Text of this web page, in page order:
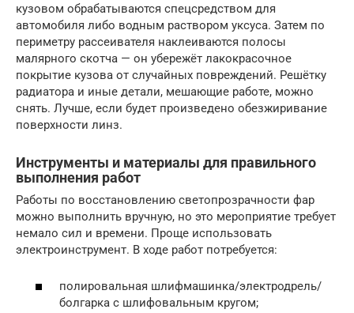
кузовом обрабатываются спецсредством для
автомобиля либо водным раствором уксуса. Затем по
периметру рассеивателя наклеиваются полосы
малярного скотча — он убережёт лакокрасочное
покрытие кузова от случайных повреждений. Решётку
радиатора и иные детали, мешающие работе, можно
снять. Лучше, если будет произведено обезжиривание
поверхности линз.
Инструменты и материалы для правильного
выполнения работ
Работы по восстановлению светопрозрачности фар
можно выполнить вручную, но это мероприятие требует
немало сил и времени. Проще использовать
электроинструмент. В ходе работ потребуется:
полировальная шлифмашинка/электродрель/
болгарка с шлифовальным кругом;